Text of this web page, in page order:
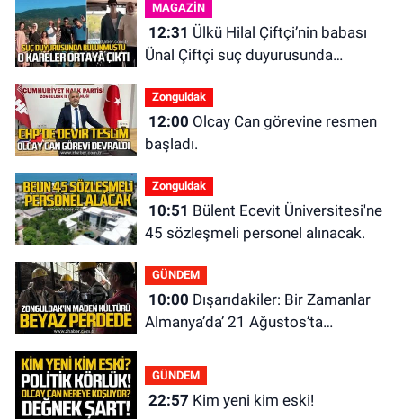
MAGAZİN
12:31
Ünal Çiftçi suç duyurusunda
bulundu. Birlikte çekilen kareler
ortaya çıktı.
Zonguldak
12:00
başladı.
Zonguldak
10:51
45 sözleşmeli personel alınacak.
GÜNDEM
10:00
Almanya’da’ 21 Ağustos’ta
vizyonda.
GÜNDEM
22:57 Kim yeni kim eski!